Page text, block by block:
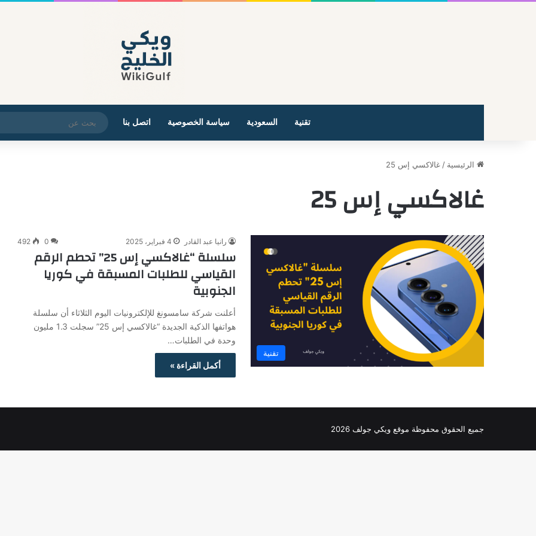
تقنية السعودية سياسة الخصوصية اتصل بنا
الرئيسية / غالاكسي إس 25
غالاكسي إس 25
تقنية
رانيا عبد القادر 4 فبراير، 2025 0
492
سلسلة “غالاكسي إس 25” تحطم الرقم
القياسي للطلبات المسبقة في كوريا
الجنوبية
أعلنت شركة سامسونغ للإلكترونيات اليوم الثلاثاء أن سلسلة
هواتفها الذكية الجديدة “غالاكسي إس 25” سجلت 1.3 مليون
وحدة في الطلبات…
أكمل القراءة »
جميع الحقوق محفوظة موقع ويكي جولف 2026